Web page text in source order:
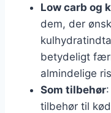
Low carb og
dem, der
betydeligt
almindelige
Som tilbehør
tilbehør til